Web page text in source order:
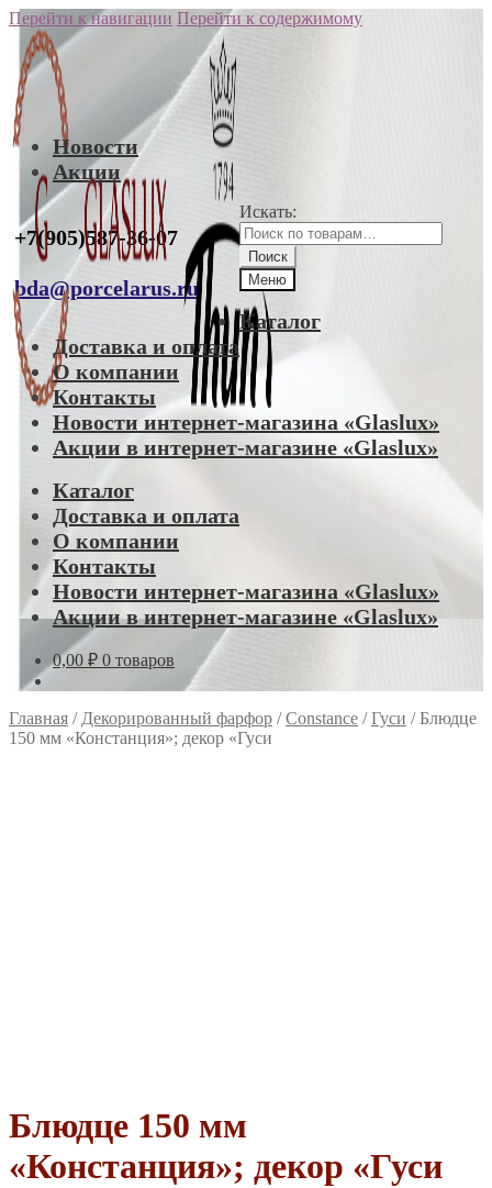
Перейти к навигации Перейти к содержимому
Новости
Акции
+7(905)587-36-07
bda@porcelarus.ru
Искать:
Поиск
Меню
Каталог
Доставка и оплата
О компании
Контакты
Новости интернет-магазина «Glaslux»
Акции в интернет-магазине «Glaslux»
Каталог
Доставка и оплата
О компании
Контакты
Новости интернет-магазина «Glaslux»
Акции в интернет-магазине «Glaslux»
0,00 ₽ 0 товаров
Главная / Декорированный фарфор /Constance /Гуси /Блюдце
150 мм «Констанция»; декор «Гуси
Блюдце 150 мм
«Констанция»; декор «Гуси